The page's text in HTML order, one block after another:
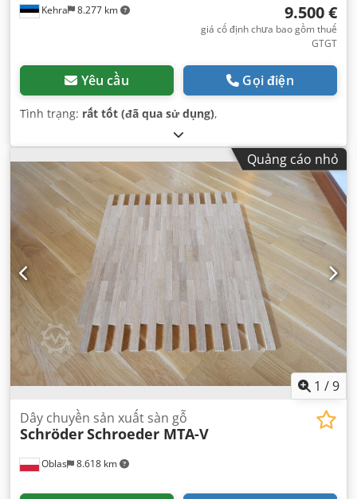
Kehra 8.277 km 9.500 €
giá cố định chưa bao gồm thuế
GTGT
Yêu cầu Gọi điện
Tình trạng: rất tốt (đã qua sử dụng),
Quảng cáo nhỏ
1 /9
Oblas 8.618 km
Dây chuyền sản xuất sàn gỗ
SchröderSchroeder MTA-V